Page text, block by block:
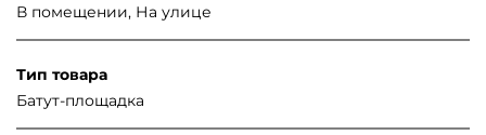
В помещении, На улице
Тип товара
Батут-площадка